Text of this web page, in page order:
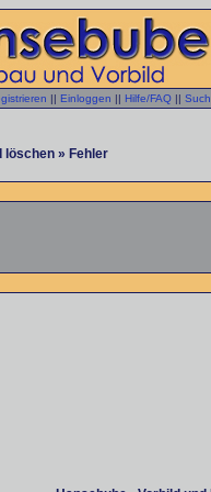
|| Einloggen || Hilfe/FAQ ||
löschen » Fehler